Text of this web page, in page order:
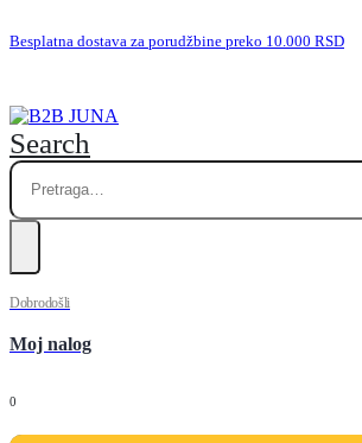
Besplatna dostava za porudžbine preko 10.000 RSD
Search
Dobrodošli
Moj nalog
0